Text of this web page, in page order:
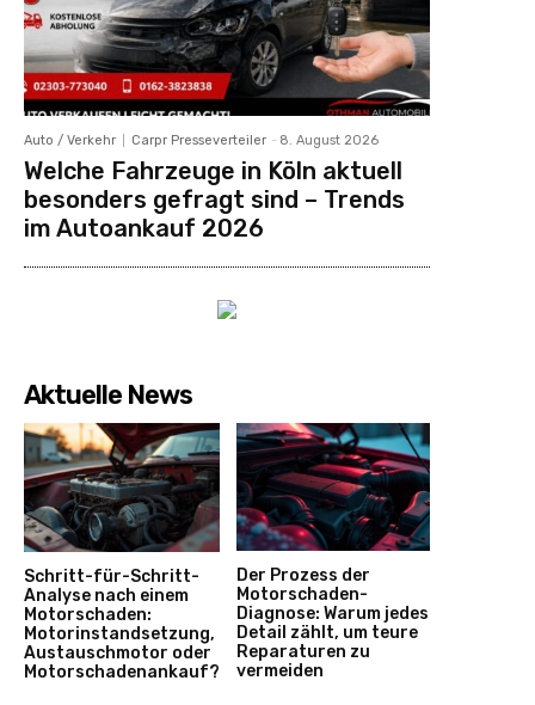
Auto / Verkehr Carpr Presseverteiler - 8. August 2026
Welche Fahrzeuge in Köln aktuell
besonders gefragt sind – Trends
im Autoankauf 2026
Aktuelle News
Schritt-für-Schritt-
Analyse nach einem
Motorschaden:
Motorinstandsetzung,
Austauschmotor oder
Motorschadenankauf?
Der Prozess der
Motorschaden-
Diagnose: Warum jedes
Detail zählt, um teure
Reparaturen zu
vermeiden